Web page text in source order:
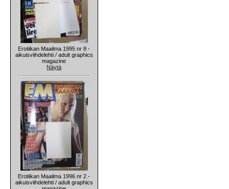
Erotiikan Maailma 1995 nr 8 -
aikuisviihdelehti / adult graphics
magazine
Näytä
Erotiikan Maailma 1996 nr 2 -
aikuisviihdelehti / adult graphics